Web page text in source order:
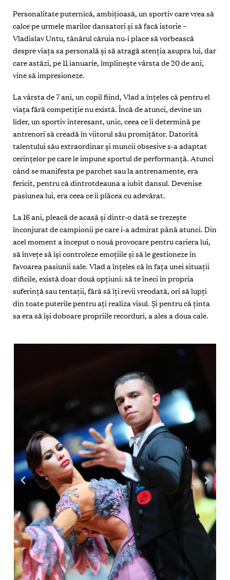
Personalitate puternică, ambițioasă, un sportiv care vrea să
calce pe urmele marilor dansatori și să facă istorie –
Vladislav Untu, tânărul căruia nu-i place să vorbească
despre viața sa personală și să atragă atenția asupra lui, dar
care astăzi, pe 11 ianuarie, împlinește vârsta de 20 de ani,
vine să impresioneze.
La vârsta de 7 ani, un copil fiind, Vlad a înțeles că pentru el
viața fără competiție nu există. Încă de atunci, devine un
lider, un sportiv interesant, unic, ceea ce îi determină pe
antrenori să creadă în viitorul său promițător. Datorită
talentului său extraordinar și muncii obsesive s-a adaptat
cerințelor pe care le impune sportul de performanță. Atunci
când se manifesta pe parchet sau la antrenamente, era
fericit, pentru că dintrotdeauna a iubit dansul. Devenise
pasiunea lui, era ceea ce îi plăcea cu adevărat.
La 16 ani, pleacă de acasă și dintr-o dată se trezește
înconjurat de campionii pe care i-a admirat până atunci. Din
acel moment a început o nouă provocare pentru cariera lui,
să învețe să își controleze emoțiile și să le gestioneze în
favoarea pasiunii sale. Vlad a înțeles că în fața unei situații
dificile, există doar două opțiuni: să te îneci în propria
suferință sau tentații, fără să îți revii vreodată, ori să lupți
din toate puterile pentru ați realiza visul. Și pentru că ținta
sa era să își doboare propriile recorduri, a ales a doua cale.